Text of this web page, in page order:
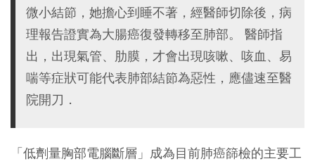
微小結節，她擔心到睡不著，經醫師切除後，病
理報告證實為大腸癌復發轉移至肺部。 醫師指
出，出現氣管、肋膜，才會出現咳嗽、咳血、易
喘等症狀可能代表肺部結節為惡性，應儘速至醫
院開刀．
「低劑量胸部電腦斷層」成為目前肺癌篩檢的主要工